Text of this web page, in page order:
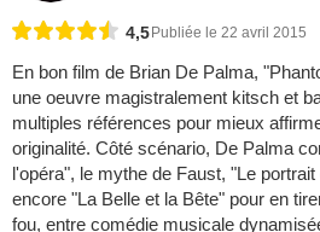
4,5 Publiée le 22 avril 2015
En bon film de Brian De Palma,
une oeuvre magistralement kitsch et
multiples références pour mieux
originalité. Côté scénario, De Palma
l'opéra", le mythe de Faust, "Le
encore "La Belle et la Bête" pour en
fou, entre comédie musicale